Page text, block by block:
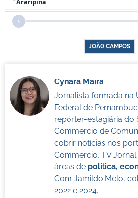
JOÃO CAMPOS
Cynara Maíra
Jornalista formada na
Federal de
repórter-estagiária do
Commercio de
cobrir notícias nos
Commercio, TV Jornal
áreas de política,
Com Jamildo Melo,
2022 e 2024.